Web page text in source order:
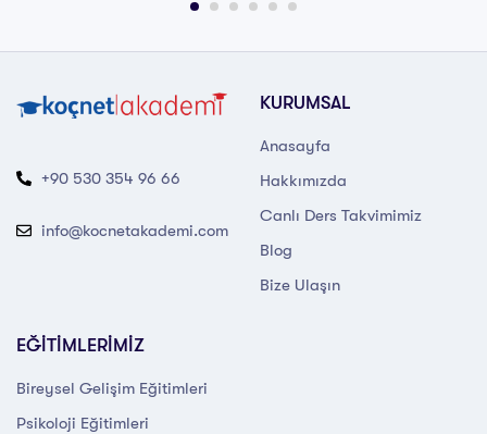
+90 530 354 96 66
info@kocnetakademi.com
KURUMSAL
Anasayfa
Hakkımızda
Canlı Ders Takvimimiz
Blog
Bize Ulaşın
EĞİTİMLERİMİZ
Bireysel Gelişim Eğitimleri
Psikoloji Eğitimleri